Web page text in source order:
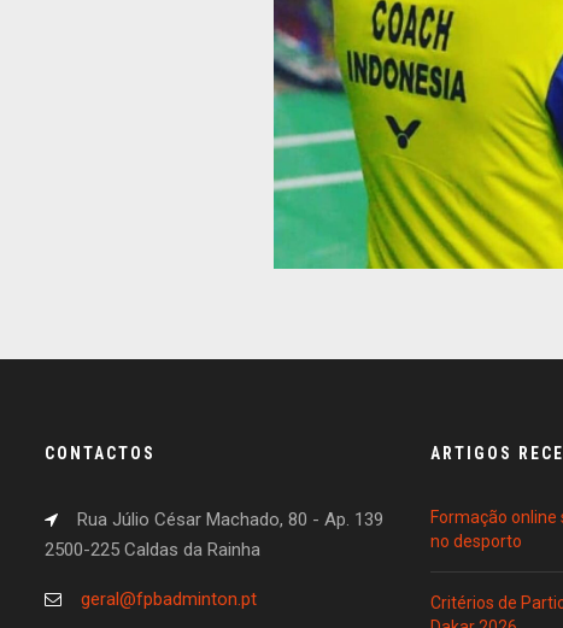
CONTACTOS
Rua Júlio César Machado, 80 - Ap. 139
2500-225 Caldas da Rainha
geral@fpbadminton.pt
ARTIGOS
Formação
no desporto
Critérios de